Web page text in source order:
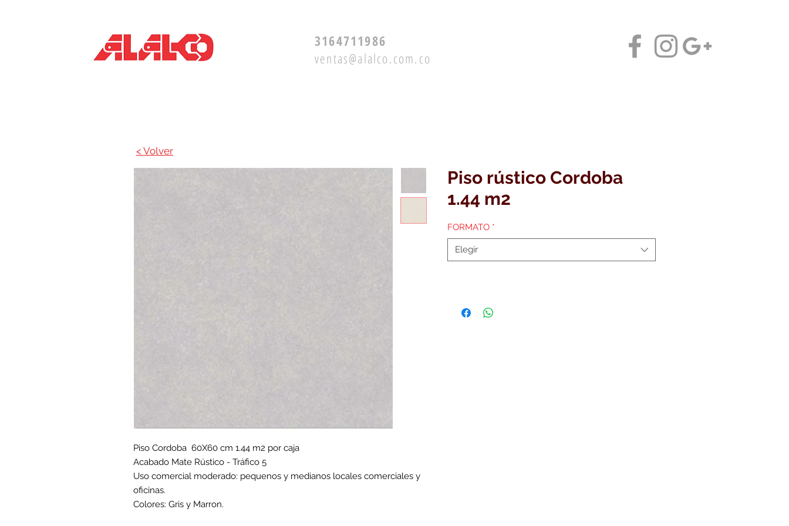
3164711986
ventas@alalco.com.co
Piso Cordoba 60X60 cm 1.44 m2 por caja
Acabado Mate Rústico - Tráfico 5
Uso comercial moderado: pequenos y medianos locales comerciales y
oficinas.
Colores: Gris y Marron.
Piso rústico Cordoba
1.44 m2
FORMATO *
Elegir
< Volver